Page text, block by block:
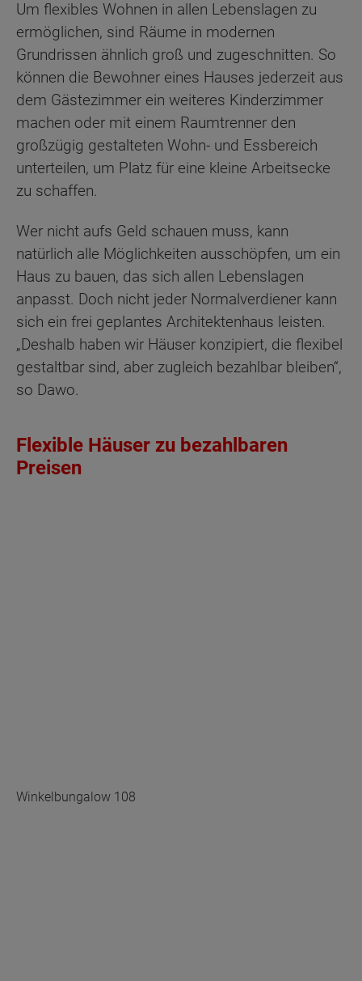
Um flexibles Wohnen in allen Lebenslagen zu
ermöglichen, sind Räume in modernen
Grundrissen ähnlich groß und zugeschnitten. So
können die Bewohner eines Hauses jederzeit aus
dem Gästezimmer ein weiteres Kinderzimmer
machen oder mit einem Raumtrenner den
großzügig gestalteten Wohn- und Essbereich
unterteilen, um Platz für eine kleine Arbeitsecke
zu schaffen.
Wer nicht aufs Geld schauen muss, kann
natürlich alle Möglichkeiten ausschöpfen, um ein
Haus zu bauen, das sich allen Lebenslagen
anpasst. Doch nicht jeder Normalverdiener kann
sich ein frei geplantes Architektenhaus leisten.
„Deshalb haben wir Häuser konzipiert, die flexibel
gestaltbar sind, aber zugleich bezahlbar bleiben“,
so Dawo.
Flexible Häuser zu bezahlbaren
Preisen
Winkelbungalow 108